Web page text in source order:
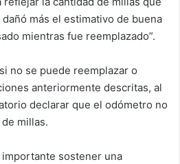
más el estimativo de buena
mientras fue reemplazado”.
no se puede reemplazar o
anteriormente descritas, al
declarar que el odómetro no
millas.
sostener una